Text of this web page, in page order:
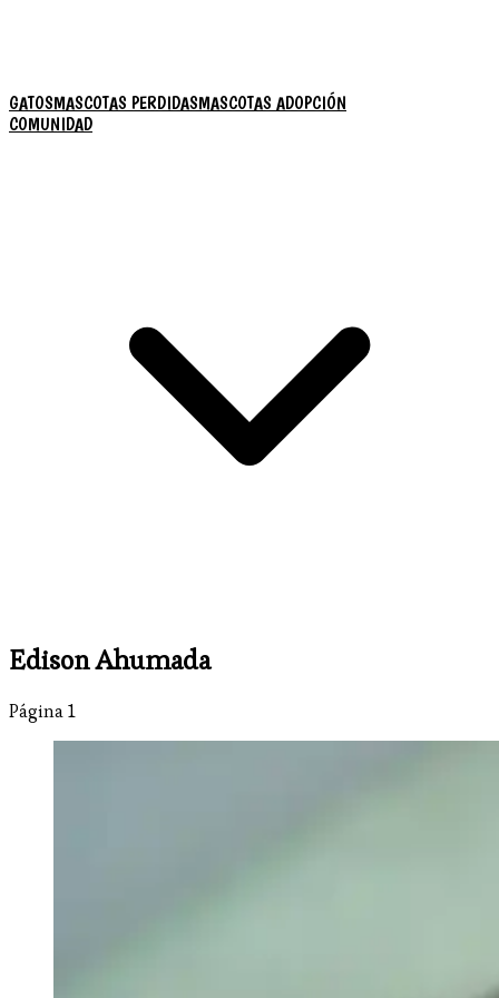
GATOSMASCOTAS PERDIDASMASCOTAS ADOPCIÓN
COMUNIDAD
Edison Ahumada
Página 1